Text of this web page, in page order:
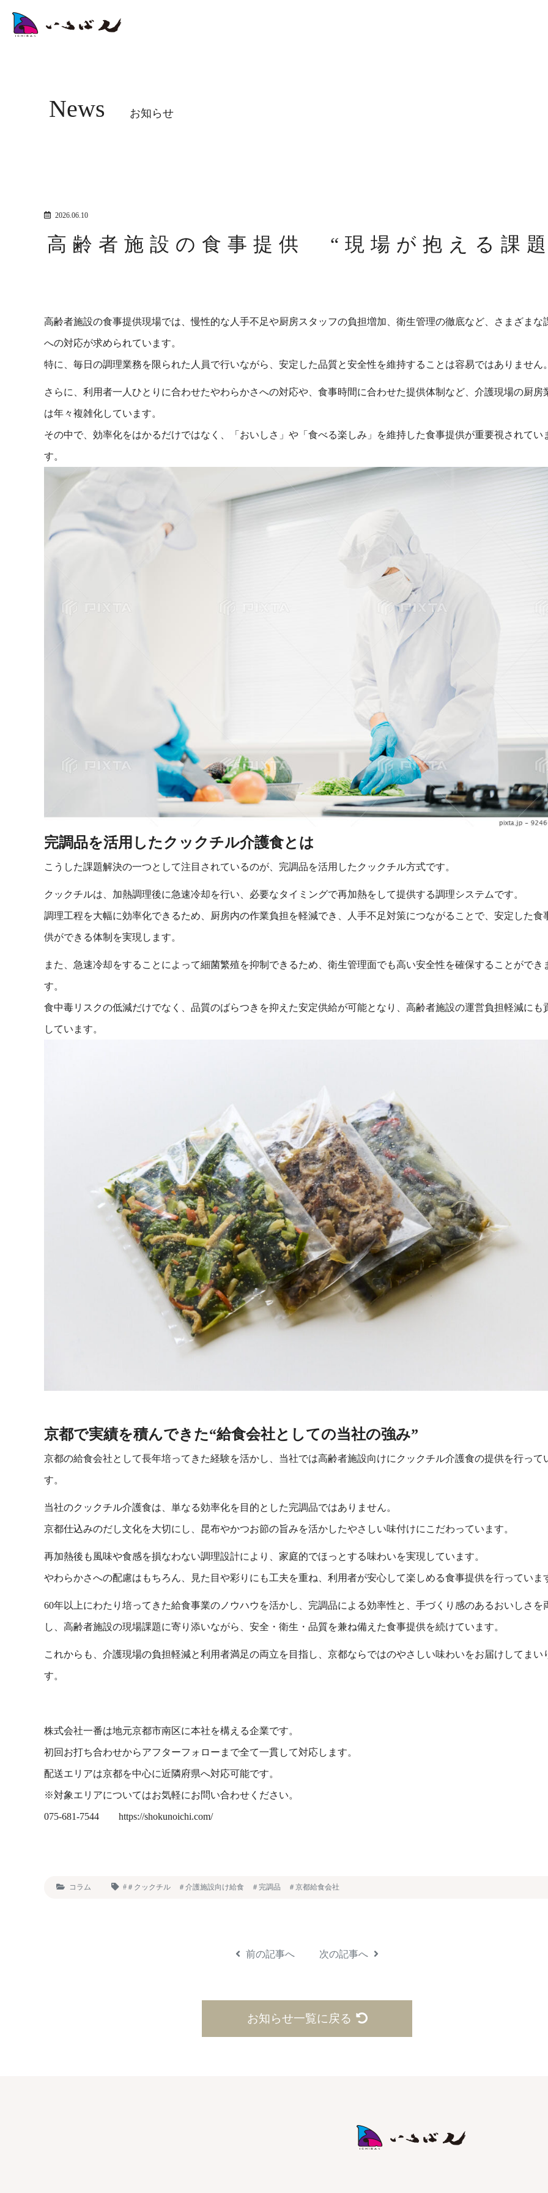
News お知らせ
2026.06.10
高齢者施設の食事提供 “現場が抱える課
高齢者施設の食事提供現場では、慢性的な人手不足や厨房スタッフの負担増加、衛生管理の徹底など、さまざまな
への対応が求められています。
特に、毎日の調理業務を限られた人員で行いながら、安定した品質と安全性を維持することは容易ではありません
さらに、利用者一人ひとりに合わせたやわらかさへの対応や、食事時間に合わせた提供体制など、介護現場の厨房
は年々複雑化しています。
その中で、効率化をはかるだけではなく、「おいしさ」や「食べる楽しみ」を維持した食事提供が重要視されてい
す。
完調品を活用したクックチル介護食とは
こうした課題解決の一つとして注目されているのが、完調品を活用したクックチル方式です。
クックチルは、加熱調理後に急速冷却を行い、必要なタイミングで再加熱をして提供する調理システムです。
調理工程を大幅に効率化できるため、厨房内の作業負担を軽減でき、人手不足対策につながることで、安定した食
供ができる体制を実現します。
また、急速冷却をすることによって細菌繁殖を抑制できるため、衛生管理面でも高い安全性を確保することができ
す。
食中毒リスクの低減だけでなく、品質のばらつきを抑えた安定供給が可能となり、高齢者施設の運営負担軽減にも
しています。
京都で実績を積んできた“給食会社としての当社の強み”
京都の給食会社として長年培ってきた経験を活かし、当社では高齢者施設向けにクックチル介護食の提供を行って
す。
当社のクックチル介護食は、単なる効率化を目的とした完調品ではありません。
京都仕込みのだし文化を大切にし、昆布やかつお節の旨みを活かしたやさしい味付けにこだわっています。
再加熱後も風味や食感を損なわない調理設計により、家庭的でほっとする味わいを実現しています。
やわらかさへの配慮はもちろん、見た目や彩りにも工夫を重ね、利用者が安心して楽しめる食事提供を行っていま
60年以上にわたり培ってきた給食事業のノウハウを活かし、完調品による効率性と、手づくり感のあるおいしさを
し、高齢者施設の現場課題に寄り添いながら、安全・衛生・品質を兼ね備えた食事提供を続けています。
これからも、介護現場の負担軽減と利用者満足の両立を目指し、京都ならではのやさしい味わいをお届けしてまい
す。
株式会社一番は地元京都市南区に本社を構える企業です。
初回お打ち合わせからアフターフォローまで全て一貫して対応します。
配送エリアは京都を中心に近隣府県へ対応可能です。
※対象エリアについてはお気軽にお問い合わせください。
075-681-7544 https://shokunoichi.com/
コラム #＃クックチル ＃介護施設向け給食 ＃完調品 ＃京都給食会社
前の記事へ 次の記事へ
お知らせ一覧に戻る